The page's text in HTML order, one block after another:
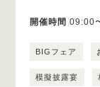
開催時間 09:00
BIGフェア
模擬披露宴